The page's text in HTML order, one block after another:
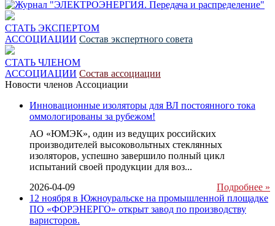
СТАТЬ ЭКСПЕРТОМ
АССОЦИАЦИИ Состав экспертного совета
СТАТЬ ЧЛЕНОМ
АССОЦИАЦИИ Состав ассоциации
Новости членов Ассоциации
Инновационные изоляторы для ВЛ постоянного тока
оммологированы за рубежом!
АО «ЮМЭК», один из ведущих российских
производителей высоковольтных стеклянных
изоляторов, успешно завершило полный цикл
испытаний своей продукции для воз...
2026-04-09
Подробнее »
12 ноября в Южноуральске на промышленной площадке
ПО «ФОРЭНЕРГО» открыт завод по производству
варисторов.